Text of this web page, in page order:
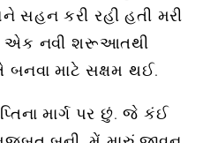
સહન કરી રહી હતી મરી
એક નવી શરૂઆતથી
માટે સક્ષમ થઈ.
માર્ગ પર છું. જે કંઈ